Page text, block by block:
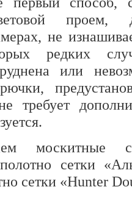
проем,
не
редких
или
требует
москитные
сетки
сетки «Hunter